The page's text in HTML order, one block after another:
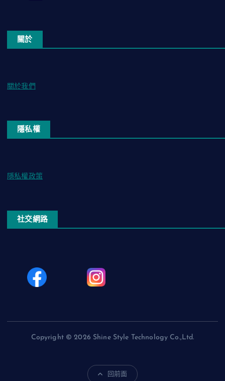
關於
關於我們
隱私權
隱私權政策
社交網路
Copyright © 2026 Shine Style Technology Co.,Ltd.
回前面